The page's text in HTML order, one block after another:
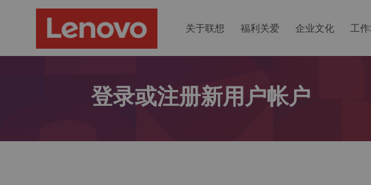
关于联想 福利关爱 企业文化 工
登录或注册新用户帐户